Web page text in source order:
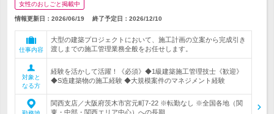
女性のおしごと掲載中
情報更新日：2026/06/19 終了予定日： 2026/12/10
仕事内容
大型の建築プロジェクトにおいて、施工計画の立案から完成引き
渡しまでの施工管理業務全般をお任せします。
対象と
なる方
経験を活かして活躍！《必須》◆1級建築施工管理技士《歓迎》
◆S造建築物の施工経験 ◆大規模案件のマネジメント経験
関西支店／大阪府茨木市宮元町7-22 ※転勤なし ※全国各地（関
東・中部・関西エリア中心）への長期…